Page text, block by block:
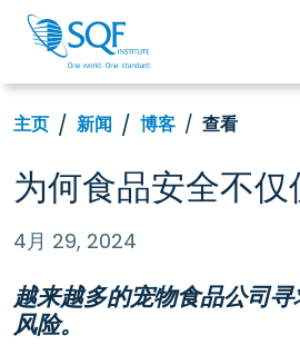
主页 新闻 博客 查看
为何食品安全不
4月 29, 2024
越来越多的宠物食品公司
风险。